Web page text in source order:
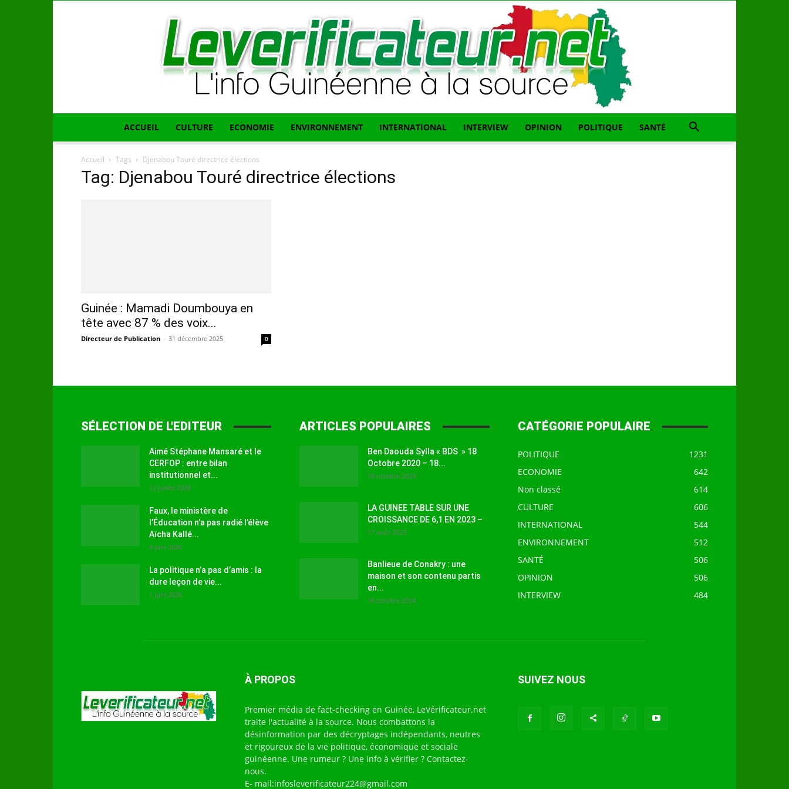
source
ACCUEIL CULTURE ECONOMIE ENVIRONNEMENT INTERNATIONAL INTERVIEW OPINION POLITIQUE SANTÉ
Accueil Tags Djenabou Touré directrice élections
Tag: Djenabou Touré directrice élections
Guinée : Mamadi Doumbouya en
tête avec 87 % des voix...
Directeur de Publication - 31 décembre 2025 0
SÉLECTION DE L'EDITEUR
Aimé Stéphane Mansaré et le
CERFOP : entre bilan
institutionnel et...
12 juillet 2026
Faux, le ministère de
l’Éducation n’a pas radié l’élève
Aïcha Kallé...
9 juin 2026
La politique n’a pas d’amis : la
dure leçon de vie...
1 juin 2026
ARTICLES POPULAIRES
Ben Daouda Sylla « BDS » 18
Octobre 2020 – 18...
18 octobre 2024
LA GUINEE TABLE SUR UNE
CROISSANCE DE 6,1 EN 2023 –
17 août 2023
Banlieue de Conakry : une
maison et son contenu partis
en...
16 octobre 2024
CATÉGORIE POPULAIRE
POLITIQUE
1231
ECONOMIE
642
Non classé
614
CULTURE
606
INTERNATIONAL
544
ENVIRONNEMENT
512
SANTÉ
506
OPINION
506
INTERVIEW
484
À PROPOS
Premier média de fact-checking en Guinée, LeVérificateur.net
traite l'actualité à la source. Nous combattons la
désinformation par des décryptages indépendants, neutres
et rigoureux de la vie politique, économique et sociale
guinéenne. Une rumeur ? Une info à vérifier ? Contactez-
nous.
E- mail:infosleverificateur224@gmail.com
SUIVEZ NOUS